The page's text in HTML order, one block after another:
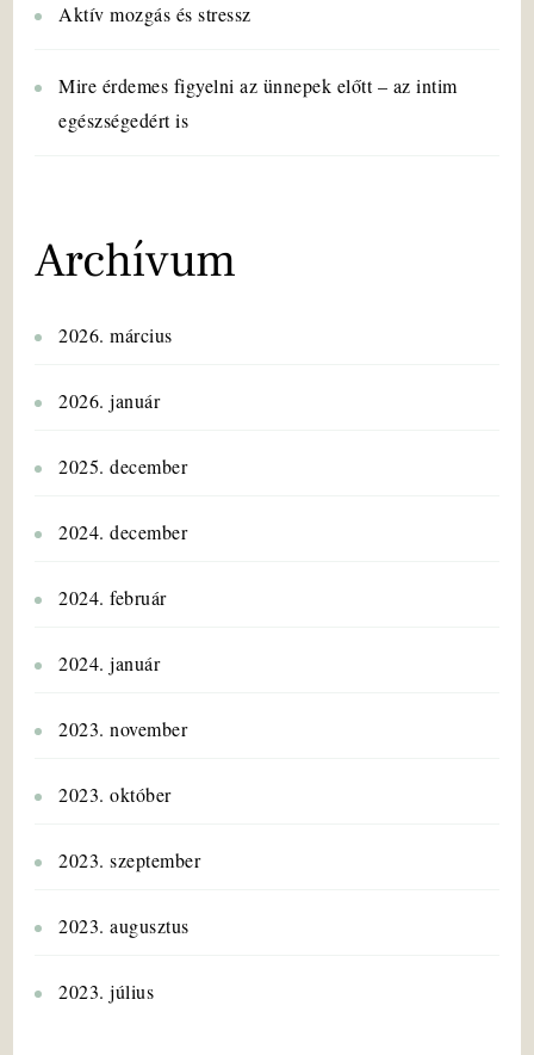
Aktív mozgás és stressz
Mire érdemes figyelni az ünnepek előtt – az intim
egészségedért is
Archívum
2026. március
2026. január
2025. december
2024. december
2024. február
2024. január
2023. november
2023. október
2023. szeptember
2023. augusztus
2023. július